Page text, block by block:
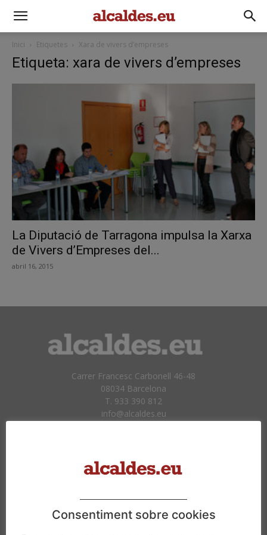
Inici Etiquetes Xara de vivers d’empreses
Etiqueta: xara de vivers d’empreses
La Diputació de Tarragona impulsa la Xarxa
de Vivers d’Empreses del...
abril 16, 2015
Carrer Francesc Carbonell 46-48
08034 Barcelona
T. 933 390 812
info@alcaldes.eu
Amb la col·laboració de:
Consentiment sobre cookies